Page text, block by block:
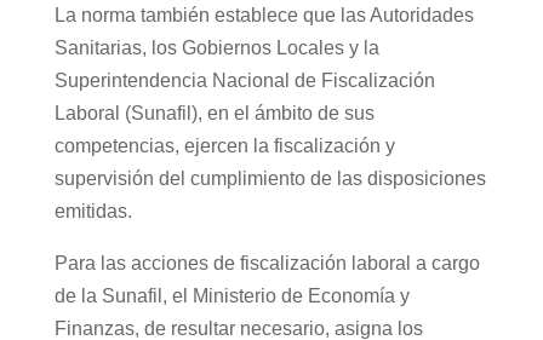
La norma también establece que las Autoridades
Sanitarias, los Gobiernos Locales y la
Superintendencia Nacional de Fiscalización
Laboral (Sunafil), en el ámbito de sus
competencias, ejercen la fiscalización y
supervisión del cumplimiento de las disposiciones
emitidas.
Para las acciones de fiscalización laboral a cargo
de la Sunafil, el Ministerio de Economía y
Finanzas, de resultar necesario, asigna los